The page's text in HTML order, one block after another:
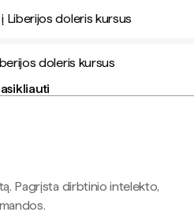
Liberijos doleris kursus
doleris kursus
Pagrįsta dirbtinio intelekto,